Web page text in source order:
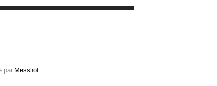
par Messhof.